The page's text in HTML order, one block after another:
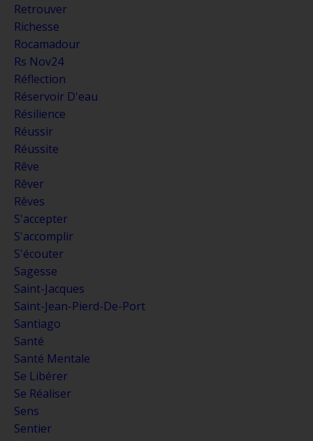
Retrouver
Richesse
Rocamadour
Rs Nov24
Réflection
Réservoir D'eau
Résilience
Réussir
Réussite
Rêve
Rêver
Rêves
S'accepter
S'accomplir
S'écouter
Sagesse
Saint-Jacques
Saint-Jean-Pierd-De-Port
Santiago
Santé
Santé Mentale
Se Libérer
Se Réaliser
Sens
Sentier